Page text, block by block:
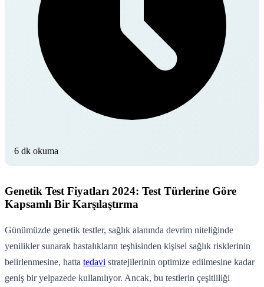
6 dk okuma
Genetik Test Fiyatları 2024: Test Türlerine Göre
Kapsamlı Bir Karşılaştırma
Günümüzde genetik testler, sağlık alanında devrim niteliğinde
yenilikler sunarak hastalıkların teşhisinden kişisel sağlık risklerinin
belirlenmesine, hatta tedavi stratejilerinin optimize edilmesine kadar
geniş bir yelpazede kullanılıyor. Ancak, bu testlerin çeşitliliği